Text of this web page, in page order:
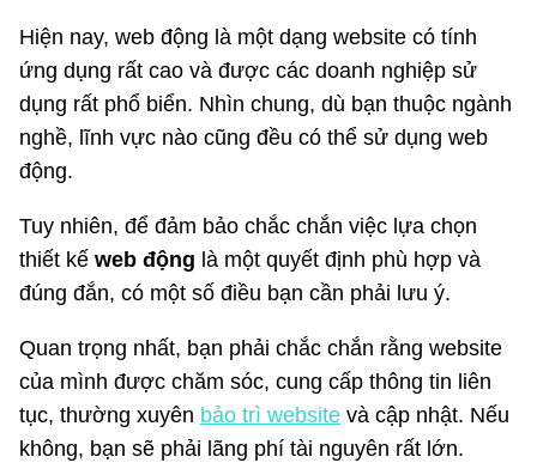
Hiện nay, web động là một dạng website có tính
ứng dụng rất cao và được các doanh nghiệp sử
dụng rất phổ biển. Nhìn chung, dù bạn thuộc ngành
nghề, lĩnh vực nào cũng đều có thể sử dụng web
động.
Tuy nhiên, để đảm bảo chắc chắn việc lựa chọn
thiết kế web động là một quyết định phù hợp và
đúng đắn, có một số điều bạn cần phải lưu ý.
Quan trọng nhất, bạn phải chắc chắn rằng website
của mình được chăm sóc, cung cấp thông tin liên
tục, thường xuyên bảo trì website và cập nhật. Nếu
không, bạn sẽ phải lãng phí tài nguyên rất lớn.